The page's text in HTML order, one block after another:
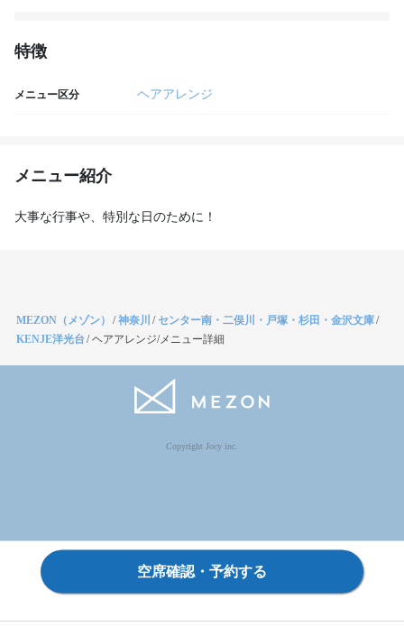
特徴
メニュー区分 ヘアアレンジ
メニュー紹介
大事な行事や、特別な日のために！
MEZON（メゾン） /神奈川 /センター南・二俣川・戸塚・杉田・金沢文庫/
KENJE洋光台 /ヘアアレンジ/メニュー詳細
Copyright Jocy inc.
空席確認・予約する